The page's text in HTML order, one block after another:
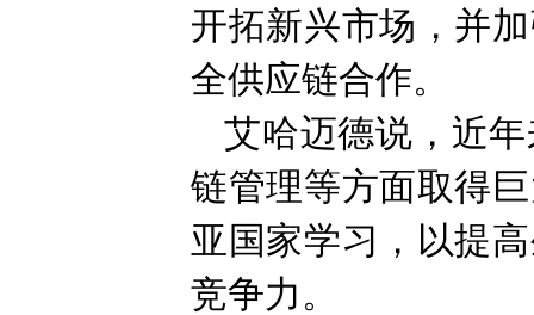
开拓新兴市场，并
全供应链合作。
艾哈迈德说，近
链管理等方面取得
亚国家学习，以提
竞争力。